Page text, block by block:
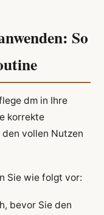
So
dm in Ihre
korrekte
vollen Nutzen
Sie wie folgt vor:
bevor Sie den